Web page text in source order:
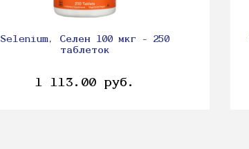
Selenium, Селен 100 мкг - 250
таблеток
1 113.00 руб.